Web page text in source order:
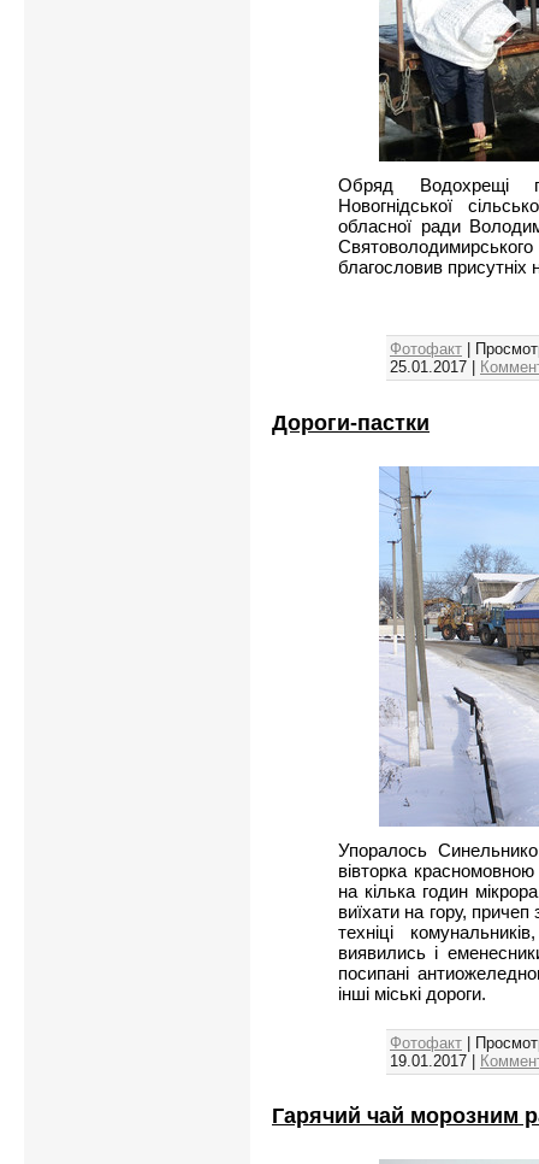
Обряд Водохрещі
Новогнідської
обласної ради
благословив
Фотофакт |
25.01.2017
Дороги-пастки
Упоралось
вівторка
на кілька годин
виїхати на гору, причеп
техніці
виявились і
посипані
інші міські дороги.
Фотофакт |
19.01.2017 |
Гарячий чай морозним